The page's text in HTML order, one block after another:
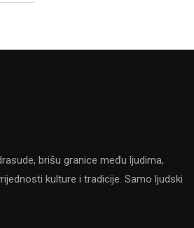
brišu granice među ljudima,
kulture i tradicije. Samo ljudski